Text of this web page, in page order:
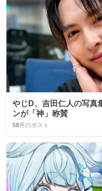
やじD、吉田仁人の写
ンが「神」称賛
58件のポスト